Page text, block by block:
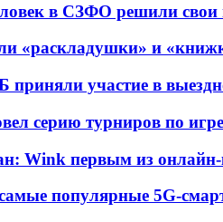
в СЗФО решили
«раскладушки» и
участие в
серию турниров по
Wink первым из онлайн-
популярные 5G-